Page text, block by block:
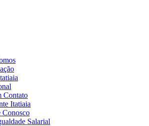
Contato
Itatiaia
Conosco
Salarial